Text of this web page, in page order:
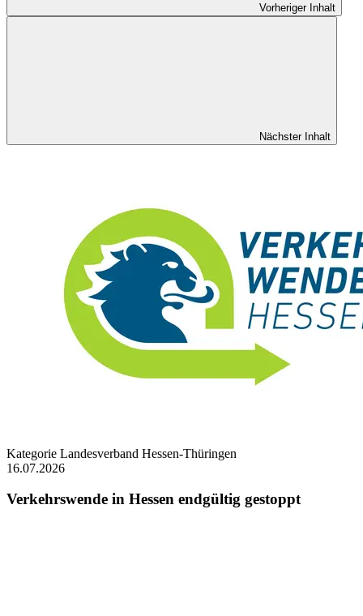
Vorheriger Inhalt
Nächster Inhalt
Kategorie Landesverband Hessen-Thüringen
16.07.2026
Verkehrswende in Hessen endgültig gestoppt